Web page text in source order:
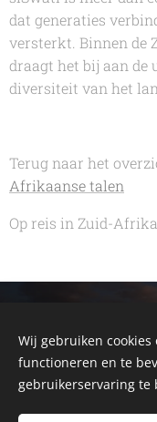
dat generaties
versterkt. Binnen de
draagt het bij aan
diversiteit van het
Terug naar het
Afrikaanse talen
Op reis in Zuid-
Cebeon -
Montagu
Wij gebruiken
functioneren en te
gebruikerservaring te